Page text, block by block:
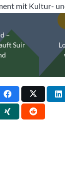
mit Kultur-
–
Suir